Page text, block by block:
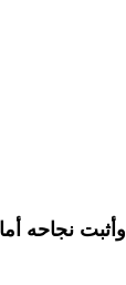
وأثبت نجاحه